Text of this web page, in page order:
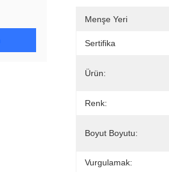
Menşe Yeri
Sertifika
Ürün:
Renk:
Boyut Boyutu:
Vurgulamak: